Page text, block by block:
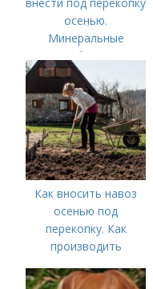
осенью.
Минеральные
удобрения
Как вносить навоз
осенью под
перекопку. Как
производить